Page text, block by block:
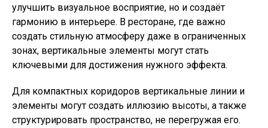
улучшить визуальное восприятие, но и создаёт
гармонию в интерьере. В ресторане, где важно
создать стильную атмосферу даже в ограниченных
зонах, вертикальные элементы могут стать
ключевыми для достижения нужного эффекта.
Для компактных коридоров вертикальные линии и
элементы могут создать иллюзию высоты, а также
структурировать пространство, не перегружая его.